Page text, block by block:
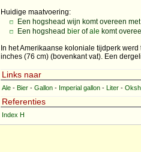
Huidige maatvoering:
Een hogshead wijn komt overeen
Een hogshead bier ofale komt
In het Amerikaanse koloniale tijdperk
inches (76 cm) (bovenkant vat). Een
Links naar
Ale - Bier - Gallon - Imperial gallon - Liter -
Referenties
Index H